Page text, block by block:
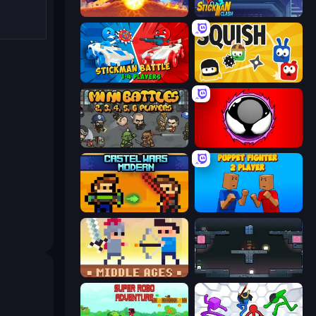
Tank Stars Stickman Clash
Stickman battle 1-4 Players Squish
MiniBattles Splatmans
Castle Wars: Modern Puppet Fighter 2 Player
Castle Wars: Middle Ages Arena